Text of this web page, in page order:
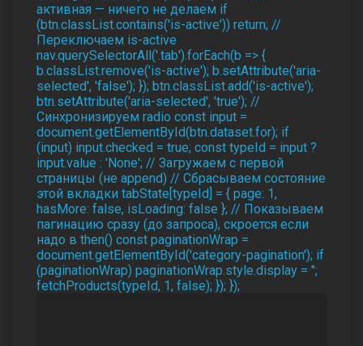
активная — ничего не делаем if
(btn.classList.contains('is-active')) return; //
Переключаем is-active
nav.querySelectorAll('.tab').forEach(b => {
b.classList.remove('is-active'); b.setAttribute('aria-
selected', 'false'); }); btn.classList.add('is-active');
btn.setAttribute('aria-selected', 'true'); //
Синхронизируем radio const input =
document.getElementById(btn.dataset.for); if
(input) input.checked = true; const typeId = input ?
input.value : 'None'; // Загружаем с первой
страницы (не append) // Сбрасываем состояние
этой вкладки tabState[typeId] = { page: 1,
hasMore: false, isLoading: false }; // Показываем
пагинацию сразу (до запроса), скроется если
надо в then() const paginationWrap =
document.getElementById('category-pagination'); if
(paginationWrap) paginationWrap.style.display = '';
fetchProducts(typeId, 1, false); }); });